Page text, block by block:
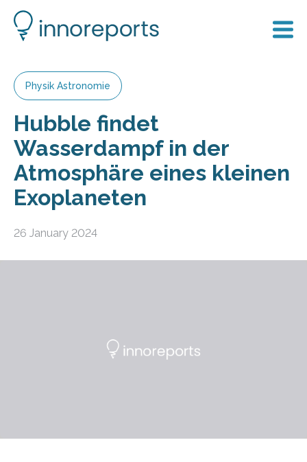
Physik Astronomie
Hubble findet
Wasserdampf in der
Atmosphäre eines kleinen
Exoplaneten
26 January 2024